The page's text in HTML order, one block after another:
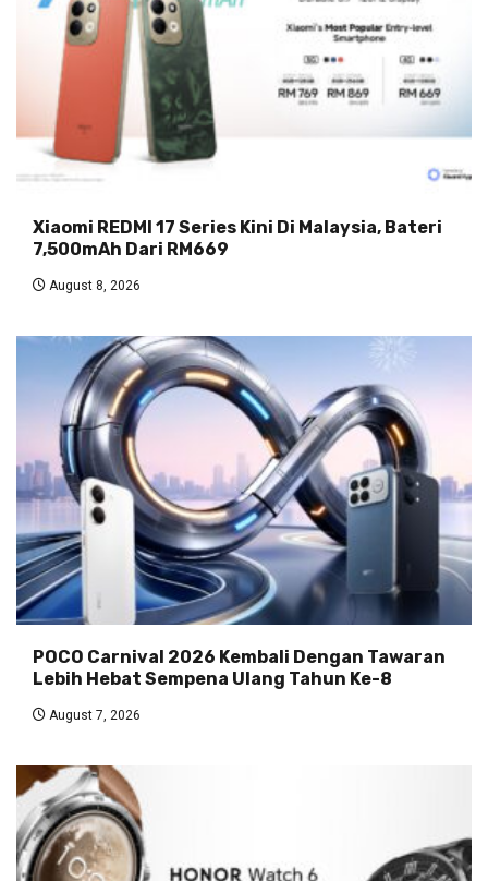
Xiaomi REDMI 17 Series Kini Di Malaysia, Bateri
7,500mAh Dari RM669
August 8, 2026
POCO Carnival 2026 Kembali Dengan Tawaran
Lebih Hebat Sempena Ulang Tahun Ke-8
August 7, 2026